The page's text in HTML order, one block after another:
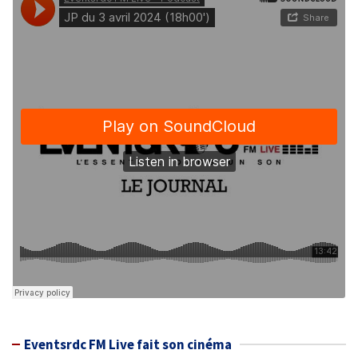
Eventsrdc FM Live fait son cinéma